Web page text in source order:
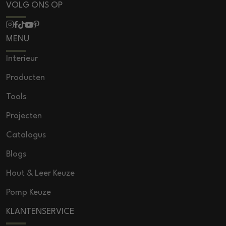
VOLG ONS OP
MENU
Interieur
Producten
Tools
Projecten
Catalogus
Blogs
Hout & Leer Keuze
Pomp Keuze
KLANTENSERVICE